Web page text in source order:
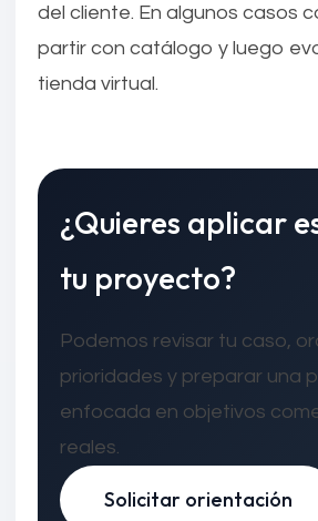
del cliente. En algunos casos
partir con catálogo y luego
tienda virtual.
¿Quieres aplicar
tu proyecto?
Podemos revisar tu caso,
prioridades y preparar una
enfocada en objetivos
reales.
Solicitar orientación